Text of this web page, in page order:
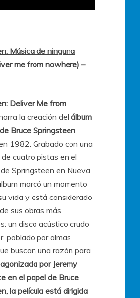
Música de ninguna
me from nowhere) –
Deliver Me from
la creación del álbum
Bruce Springsteen,
1982. Grabado con una
cuatro pistas en el
Springsteen en Nueva
marcó un momento
vida y está considerado
sus obras más
un disco acústico crudo
poblado por almas
buscan una razón para
por Jeremy
en el papel de Bruce
la película está dirigida